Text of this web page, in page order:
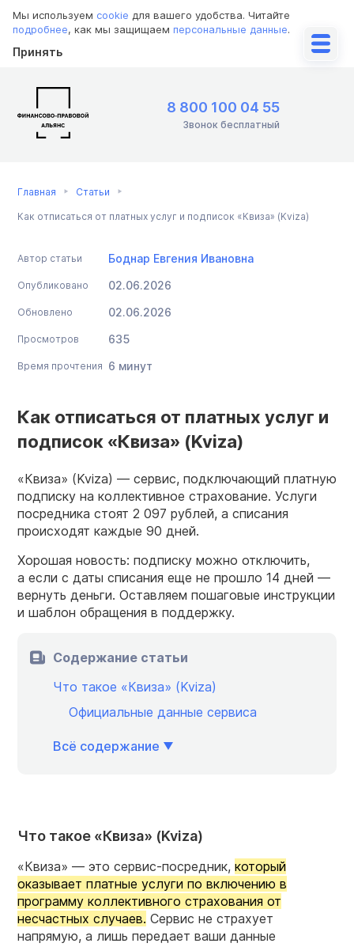
Мы используем cookie для вашего удобства. Читайте
подробнее, как мы защищаем персональные данные.
Принять
8 800 100 04 55
Звонок бесплатный
Главная Статьи
Как отписаться от платных услуг и подписок «Квиза» (Kviza)
Автор статьи Боднар Евгения Ивановна
Опубликовано 02.06.2026
Обновлено 02.06.2026
Просмотров 635
Время прочтения 6 минут
Как отписаться от платных услуг и
подписок «Квиза» (Kviza)
«Квиза» (Kviza) — сервис, подключающий платную
подписку на коллективное страхование. Услуги
посредника стоят 2 097 рублей, а списания
происходят каждые 90 дней.
Хорошая новость: подписку можно отключить,
а если с даты списания еще не прошло 14 дней —
вернуть деньги. Оставляем пошаговые инструкции
и шаблон обращения в поддержку.
Содержание статьи
Что такое «Квиза» (Kviza)
Официальные данные сервиса
Всё содержание
Что такое «Квиза» (Kviza)
«Квиза» — это сервис-посредник, который
оказывает платные услуги по включению в
программу коллективного страхования от
несчастных случаев. Сервис не страхует
напрямую, а лишь передает ваши данные